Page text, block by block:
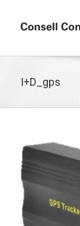
I+D_gps